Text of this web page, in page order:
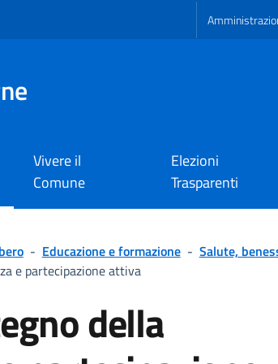
Vivere il
Comune
Elezioni
Trasparenti
- Educazione e formazione - Salute,
e partecipazione attiva
della